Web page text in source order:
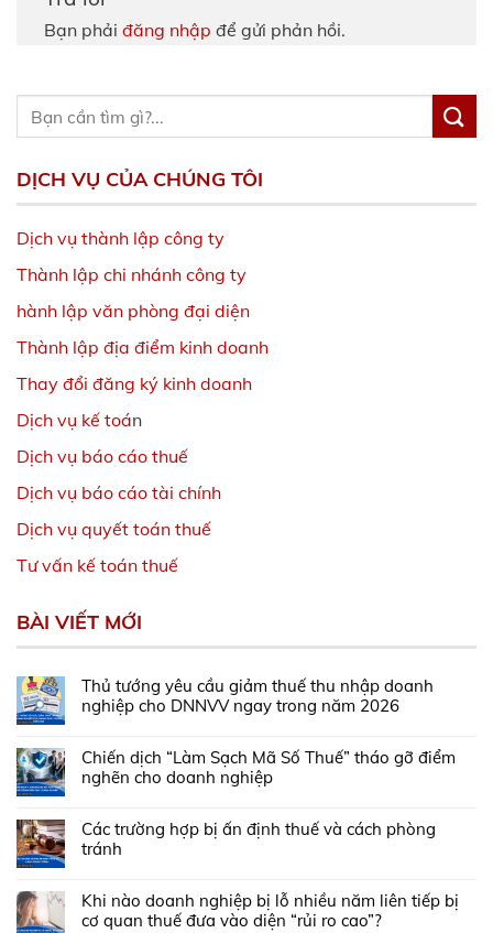
Bạn phải đăng nhập để gửi phản hồi.
DỊCH VỤ CỦA CHÚNG TÔI
Dịch vụ thành lập công ty
Thành lập chi nhánh công ty
hành lập văn phòng đại diện
Thành lập địa điểm kinh doanh
Thay đổi đăng ký kinh doanh
Dịch vụ kế toán
Dịch vụ báo cáo thuế
Dịch vụ báo cáo tài chính
Dịch vụ quyết toán thuế
Tư vấn kế toán thuế
BÀI VIẾT MỚI
Thủ tướng yêu cầu giảm thuế thu nhập doanh
nghiệp cho DNNVV ngay trong năm 2026
Chiến dịch “Làm Sạch Mã Số Thuế” tháo gỡ điểm
nghẽn cho doanh nghiệp
Các trường hợp bị ấn định thuế và cách phòng
tránh
Khi nào doanh nghiệp bị lỗ nhiều năm liên tiếp bị
cơ quan thuế đưa vào diện “rủi ro cao”?